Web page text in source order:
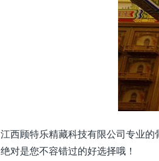
江西顾特乐精藏科技有限公司专业
绝对是您不容错过的好选择哦！